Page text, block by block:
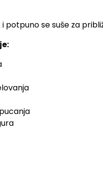
potpuno se suše za